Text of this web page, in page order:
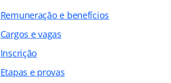
Remuneração e benefícios
Cargos e vagas
Inscrição
Etapas e provas